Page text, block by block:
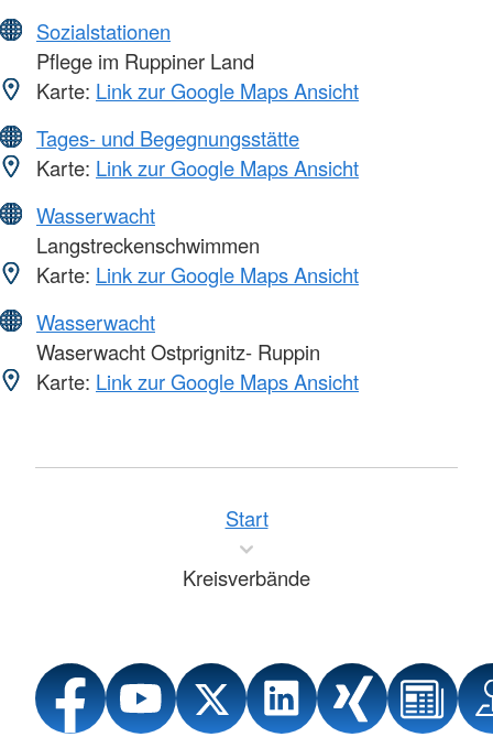
Sozialstationen
Pflege im Ruppiner Land
Karte: Link zur Google Maps Ansicht
Tages- und Begegnungsstätte
Karte: Link zur Google Maps Ansicht
Wasserwacht
Langstreckenschwimmen
Karte: Link zur Google Maps Ansicht
Wasserwacht
Waserwacht Ostprignitz- Ruppin
Karte: Link zur Google Maps Ansicht
Start
Kreisverbände